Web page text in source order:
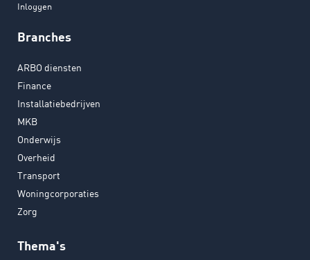
Inloggen
Branches
ARBO diensten
Finance
Installatiebedrijven
MKB
Onderwijs
Overheid
Transport
Woningcorporaties
Zorg
Thema's